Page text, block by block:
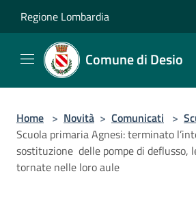
Regione Lombardia
Comune di Desio
Home > Novità > Comunicati >
Scuola primaria Agnesi: terminato
sostituzione delle pompe di deflusso,
tornate nelle loro aule